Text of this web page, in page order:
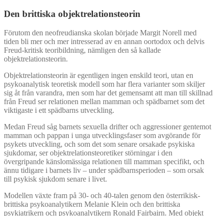
Den brittiska objektrelationsteorin
Förutom den neofreudianska skolan började Margit Norell med
tiden bli mer och mer intresserad av en annan oortodox och delvis
Freud-kritisk teoribildning, nämligen den så kallade
objektrelationsteorin.
Objektrelationsteorin är egentligen ingen enskild teori, utan en
psykoanalytisk teoretisk modell som har flera varianter som skiljer
sig åt från varandra, men som har det gemensamt att man till skillnad
från Freud ser relationen mellan mamman och spädbarnet som det
viktigaste i ett spädbarns utveckling.
Medan Freud såg barnets sexuella drifter och aggressioner gentemot
mamman och pappan i unga utvecklingsfaser som avgörande för
psykets utveckling, och som det som senare orsakade psykiska
sjukdomar, ser objektrelationsteoretiker störningar i den
övergripande känslomässiga relationen till mamman specifikt, och
ännu tidigare i barnets liv – under spädbarnsperioden – som orsak
till psykisk sjukdom senare i livet.
Modellen växte fram på 30- och 40-talen genom den österrikisk-
brittiska psykoanalytikern Melanie Klein och den brittiska
psykiatrikern och psykoanalytikern Ronald Fairbairn. Med objekt